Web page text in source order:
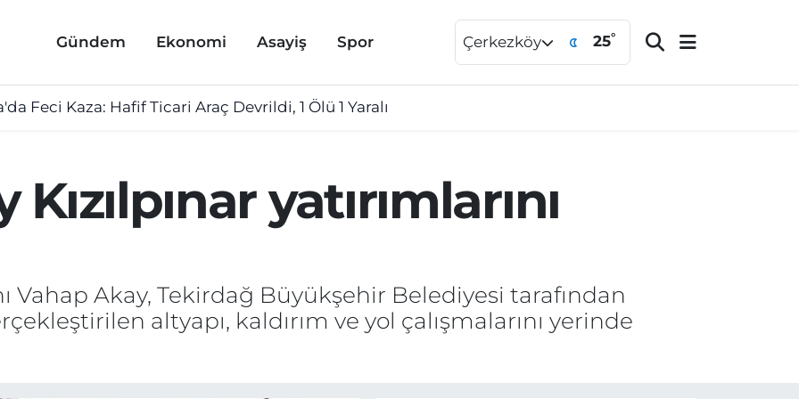
Gündem Ekonomi Asayiş Spor Çerkezköy 25°
Feci Kaza: Hafif Ticari Araç Devrildi, 1 Ölü 1 Yaralı
yatırımlarını
Vahap Akay, Tekirdağ Büyükşehir Belediyesi tarafından
altyapı, kaldırım ve yol çalışmalarını yerinde